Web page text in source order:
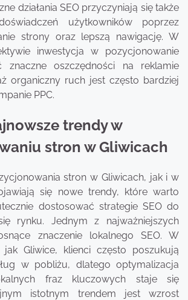
działania SEO przyczyniają się także
użytkowników poprzez
strony oraz lepszą nawigację. W
inwestycja w pozycjonowanie
znaczne oszczędności na reklamie
organiczny ruch jest często bardziej
PPC.
trendy w
stron w Gliwicach
stron w Gliwicach, jak i w
się nowe trendy, które warto
dostosować strategie SEO do
rynku. Jednym z najważniejszych
znaczenie lokalnego SEO. W
jak Gliwice, klienci często poszukują
w pobliżu, dlatego optymalizacja
fraz kluczowych staje się
istotnym trendem jest wzrost